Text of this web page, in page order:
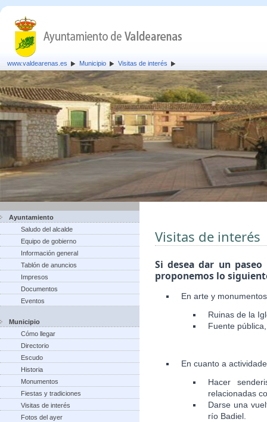
www.valdearenas.es Municipio Visitas de interés
Ayuntamiento
Saludo del alcalde
Equipo de gobierno
Información general
Tablón de anuncios
Impresos
Documentos
Eventos
Municipio
Cómo llegar
Directorio
Escudo
Historia
Monumentos
Fiestas y tradiciones
Visitas de interés
Fotos del ayer
Visitas de interés
Si desea dar un
proponemos lo
En arte y
Ruinas de la
Fuente
En cuanto a
Hacer
relacionadas
Darse una
río Badiel.